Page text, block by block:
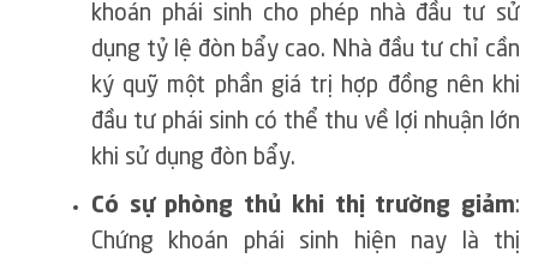
khoán phái sinh cho phép nhà đầu tư sử
dụng tỷ lệ đòn bẩy cao. Nhà đầu tư chỉ cần
ký quỹ một phần giá trị hợp đồng nên khi
đầu tư phái sinh có thể thu về lợi nhuận lớn
khi sử dụng đòn bẩy.
Có sự phòng thủ khi thị trường giảm:
Chứng khoán phái sinh hiện nay là thị